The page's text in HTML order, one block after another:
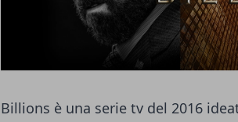
Billions è una serie tv del 2016